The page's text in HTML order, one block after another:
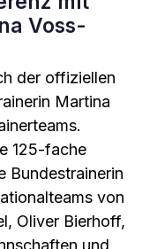
Voss-
der offiziellen
Martina
125-fache
Bundestrainerin
von
Oliver Bierhoff,
und